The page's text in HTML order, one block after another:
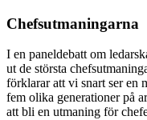
Chefsutmaningarna
I en paneldebatt om
ut de största
förklarar att vi snart ser en
fem olika generationer på
att bli en utmaning för